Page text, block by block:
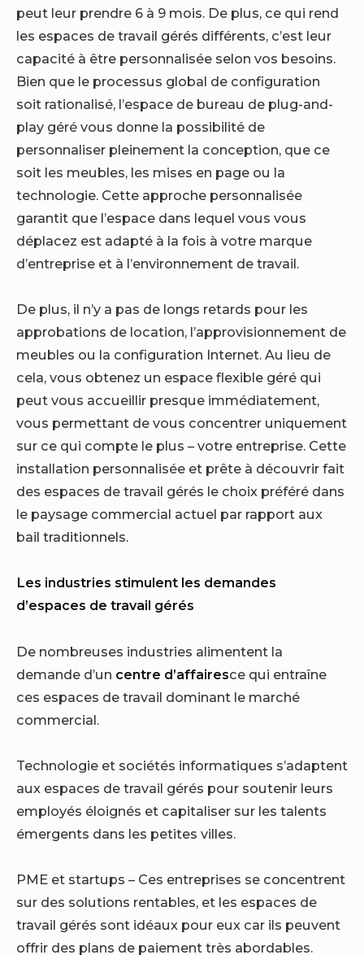
peut leur prendre 6 à 9 mois. De plus, ce qui rend
les espaces de travail gérés différents, c’est leur
capacité à être personnalisée selon vos besoins.
Bien que le processus global de configuration
soit rationalisé, l’espace de bureau de plug-and-
play géré vous donne la possibilité de
personnaliser pleinement la conception, que ce
soit les meubles, les mises en page ou la
technologie. Cette approche personnalisée
garantit que l’espace dans lequel vous vous
déplacez est adapté à la fois à votre marque
d’entreprise et à l’environnement de travail.
De plus, il n’y a pas de longs retards pour les
approbations de location, l’approvisionnement de
meubles ou la configuration Internet. Au lieu de
cela, vous obtenez un espace flexible géré qui
peut vous accueillir presque immédiatement,
vous permettant de vous concentrer uniquement
sur ce qui compte le plus – votre entreprise. Cette
installation personnalisée et prête à découvrir fait
des espaces de travail gérés le choix préféré dans
le paysage commercial actuel par rapport aux
bail traditionnels.
Les industries stimulent les demandes
d’espaces de travail gérés
De nombreuses industries alimentent la
demande d’un centre d’affairesce qui entraîne
ces espaces de travail dominant le marché
commercial.
Technologie et sociétés informatiques s’adaptent
aux espaces de travail gérés pour soutenir leurs
employés éloignés et capitaliser sur les talents
émergents dans les petites villes.
PME et startups – Ces entreprises se concentrent
sur des solutions rentables, et les espaces de
travail gérés sont idéaux pour eux car ils peuvent
offrir des plans de paiement très abordables.